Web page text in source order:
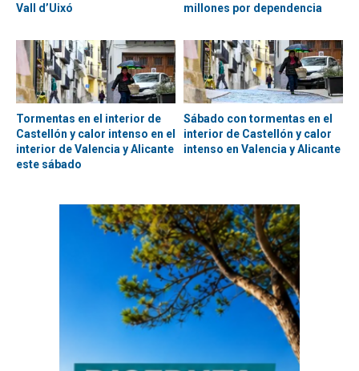
Vall d’Uixó
millones por dependencia
Tormentas en el interior de
Castellón y calor intenso en el
interior de Valencia y Alicante
este sábado
Sábado con tormentas en el
interior de Castellón y calor
intenso en Valencia y Alicante